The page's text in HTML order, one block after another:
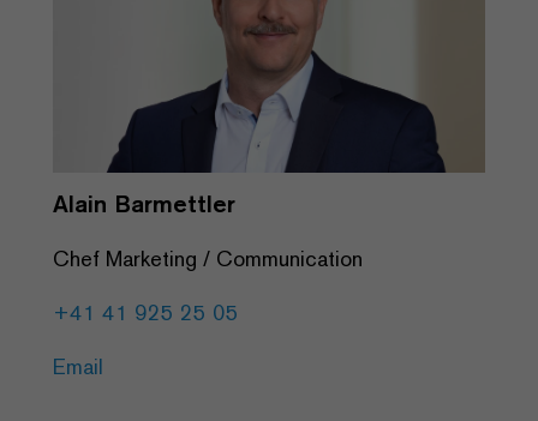
Alain Barmettler
Chef Marketing / Communication
+41 41 925 25 05
Email